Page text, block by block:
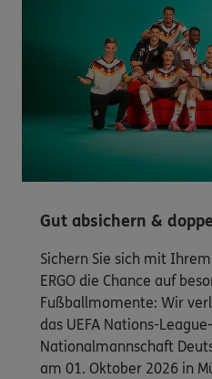
Gut absichern &
Sichern Sie sich mit
ERGO die Chance auf
Fußballmomente: Wir
das UEFA Nations-
Nationalmannschaft
am 01. Oktober 2026 in